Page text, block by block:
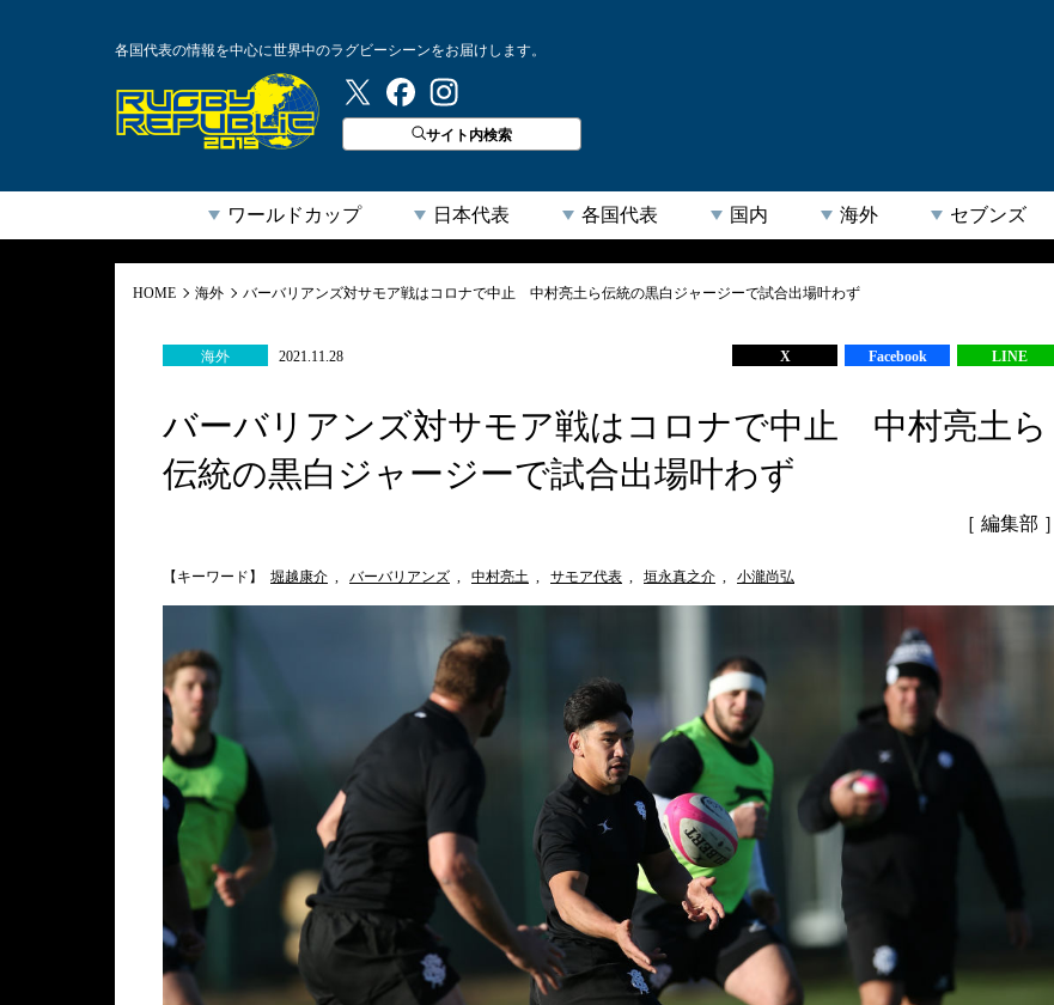
各国代表の情報を中心に世界中のラグビーシーンをお届けします。
ラグビーリパブリック
サイト内検索
ワールドカップ 日本代表 各国代表 国内 海外 セブンズ
HOME 海外 バーバリアンズ対サモア戦はコロナで中止 中村亮土ら伝統の黒白ジャージーで試合出場叶わず
海外 2021.11.28 X Facebook LINE
バーバリアンズ対サモア戦はコロナで中止 中村亮土ら
伝統の黒白ジャージーで試合出場叶わず
［ 編集部 ］
【キーワード】 堀越康介 , バーバリアンズ , 中村亮土 , サモア代表 , 垣永真之介 , 小瀧尚弘